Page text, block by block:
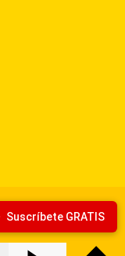
Suscríbete GRATIS